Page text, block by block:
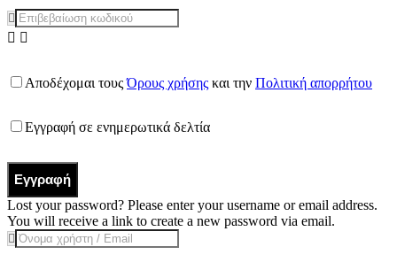
Αποδέχομαι τουςΌρους χρήσης και την Πολιτική απορρήτου
Εγγραφή σε ενημερωτικά δελτία
Εγγραφή
Lost your password? Please enter your username or email address.
You will receive a link to create a new password via email.